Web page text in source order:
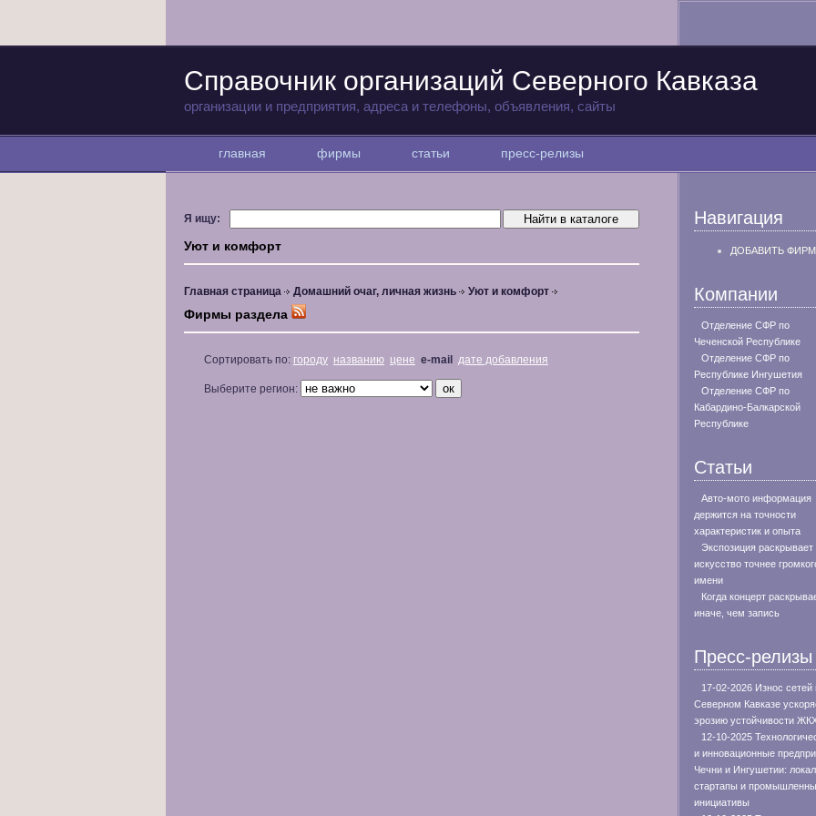
Справочник организаций Северного Кавказа
организации и предприятия, адреса и телефоны, объявления, сайты
главная фирмы статьи пресс-релизы
Я ищу:
Уют и комфорт
Главная страница Домашний очаг, личная жизнь Уют и комфорт
Фирмы раздела
Сортировать по: городу названию цене e-mail дате добавления
Выберите регион:
Навигация
ДОБАВИТЬ
Компании
Отделение СФР по
Чеченской Республике
Отделение СФР по
Республике Ингушетия
Отделение СФР по
Кабардино-Балкарской
Республике
Статьи
Авто-мото информация
держится на точности
характеристик и опыта
Экспозиция раскрывает
искусство точнее
имени
Когда концерт
иначе, чем запись
Пресс-релизы
17-02-2026 Износ сетей
Северном Кавказе
эрозию устойчивости
12-10-2025
и инновационные
Чечни и Ингушетии:
стартапы и
инициативы